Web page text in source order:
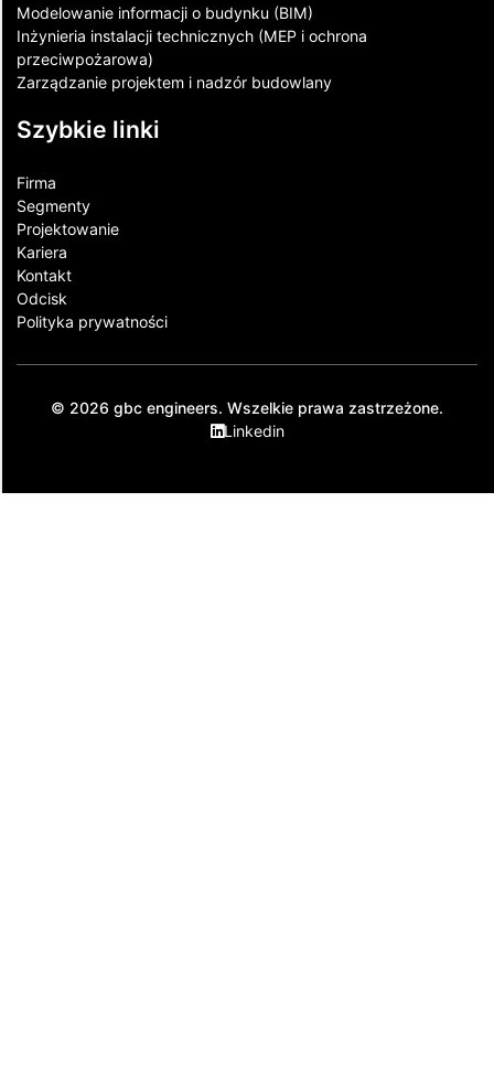
Modelowanie informacji o budynku (BIM)
Inżynieria instalacji technicznych (MEP i ochrona
przeciwpożarowa)
Zarządzanie projektem i nadzór budowlany
Szybkie linki
Firma
Segmenty
Projektowanie
Kariera
Kontakt​
Odcisk
Polityka prywatności
© 2026 gbc engineers. Wszelkie prawa zastrzeżone.
Linkedin